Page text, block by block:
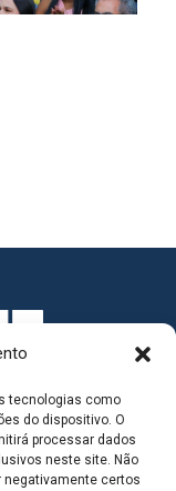
tecnologias como
do dispositivo. O
processar dados
neste site. Não
certos